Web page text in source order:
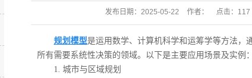
发布日期： 2025-05-22 作者： 点击： 117
规划模型是运用数学、计算机科学和运筹学等方法，
所有需要系统性决策的领域。以下是主要应用场景及实例：
1. 城市与区域规划